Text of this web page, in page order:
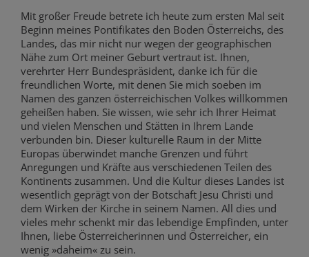
Mit großer Freude betrete ich heute zum ersten Mal seit
Beginn meines Pontifikates den Boden Österreichs, des
Landes, das mir nicht nur wegen der geographischen
Nähe zum Ort meiner Geburt vertraut ist. Ihnen,
verehrter Herr Bundespräsident, danke ich für die
freundlichen Worte, mit denen Sie mich soeben im
Namen des ganzen österreichischen Volkes willkommen
geheißen haben. Sie wissen, wie sehr ich Ihrer Heimat
und vielen Menschen und Stätten in Ihrem Lande
verbunden bin. Dieser kulturelle Raum in der Mitte
Europas überwindet manche Grenzen und führt
Anregungen und Kräfte aus verschiedenen Teilen des
Kontinents zusammen. Und die Kultur dieses Landes ist
wesentlich geprägt von der Botschaft Jesu Christi und
dem Wirken der Kirche in seinem Namen. All dies und
vieles mehr schenkt mir das lebendige Empfinden, unter
Ihnen, liebe Österreicherinnen und Österreicher, ein
wenig »daheim« zu sein.